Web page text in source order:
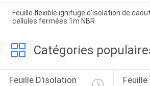
Feuille flexible ignifuge d'isolation de
cellules fermées 1m NBR
Catégories
Feuille D'isolation
Feuille